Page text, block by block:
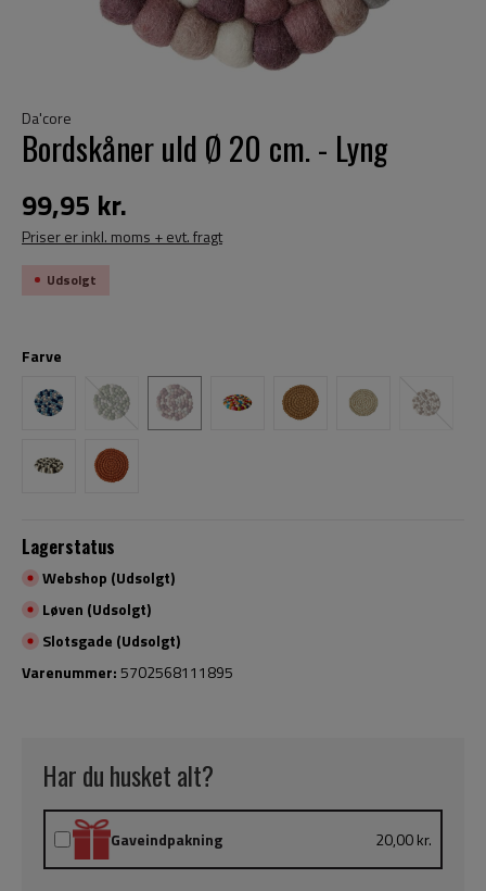
Da'core
Bordskåner uld Ø 20 cm. - Lyng
99,95 kr.
Priser er inkl. moms + evt. fragt
Udsolgt
Farve
Lagerstatus
Webshop (Udsolgt)
Løven (Udsolgt)
Slotsgade (Udsolgt)
Varenummer:5702568111895
Har du husket alt?
Gaveindpakning 20,00 kr.